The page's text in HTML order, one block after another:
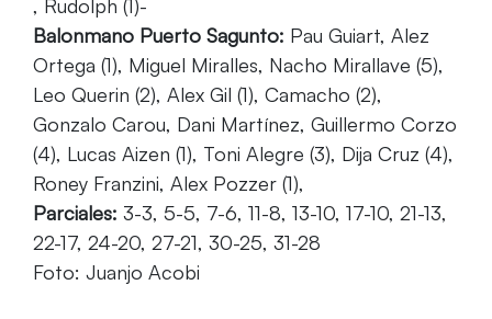
, Rudolph (1)-
Balonmano Puerto Sagunto: Pau Guiart, Alez
Ortega (1), Miguel Miralles, Nacho Mirallave (5),
Leo Querin (2), Alex Gil (1), Camacho (2),
Gonzalo Carou, Dani Martínez, Guillermo Corzo
(4), Lucas Aizen (1), Toni Alegre (3), Dija Cruz (4),
Roney Franzini, Alex Pozzer (1),
Parciales: 3-3, 5-5, 7-6, 11-8, 13-10, 17-10, 21-13,
22-17, 24-20, 27-21, 30-25, 31-28
Foto: Juanjo Acobi